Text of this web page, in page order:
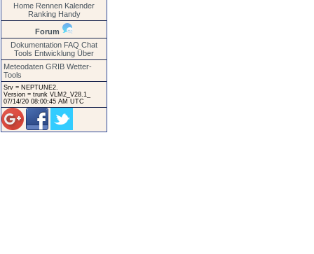
Home Rennen Kalender
Ranking Handy
Forum
Dokumentation FAQ Chat
Tools Entwicklung Über
Meteodaten GRIB Wetter-
Tools
Srv = NEPTUNE2.
Version = trunk VLM2_V28.1_
07/14/20 08:00:45 AM UTC